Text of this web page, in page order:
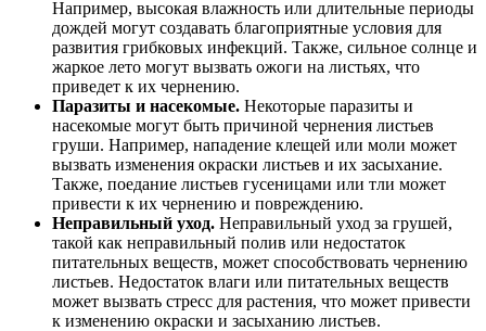
Например, высокая влажность или длительные периоды
дождей могут создавать благоприятные условия для
развития грибковых инфекций. Также, сильное солнце и
жаркое лето могут вызвать ожоги на листьях, что
приведет к их чернению.
Паразиты и насекомые. Некоторые паразиты и
насекомые могут быть причиной чернения листьев
груши. Например, нападение клещей или моли может
вызвать изменения окраски листьев и их засыхание.
Также, поедание листьев гусеницами или тли может
привести к их чернению и повреждению.
Неправильный уход. Неправильный уход за грушей,
такой как неправильный полив или недостаток
питательных веществ, может способствовать чернению
листьев. Недостаток влаги или питательных веществ
может вызвать стресс для растения, что может привести
к изменению окраски и засыханию листьев.